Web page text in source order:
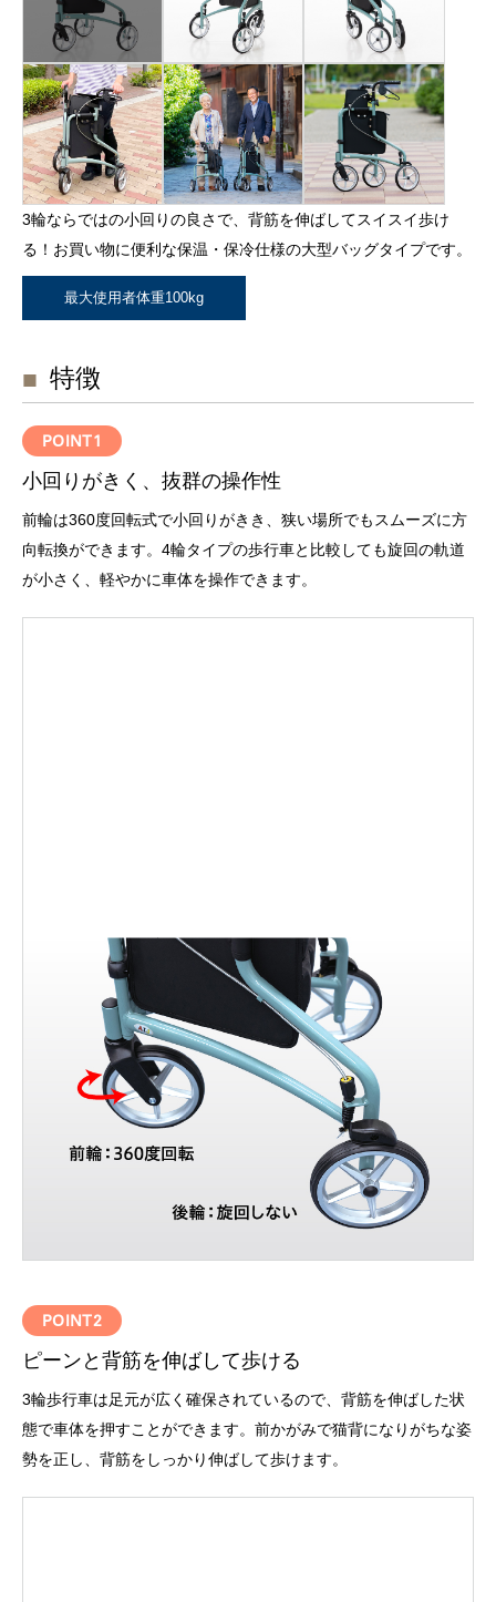
3輪ならではの小回りの良さで、背筋を伸ばしてスイスイ歩け
る！お買い物に便利な保温・保冷仕様の大型バッグタイプです。
最大使用者体重100kg
特徴
POINT1
小回りがきく、抜群の操作性
前輪は360度回転式で小回りがきき、狭い場所でもスムーズに方
向転換ができます。4輪タイプの歩行車と比較しても旋回の軌道
が小さく、軽やかに車体を操作できます。
POINT2
ピーンと背筋を伸ばして歩ける
3輪歩行車は足元が広く確保されているので、背筋を伸ばした状
態で車体を押すことができます。前かがみで猫背になりがちな姿
勢を正し、背筋をしっかり伸ばして歩けます。